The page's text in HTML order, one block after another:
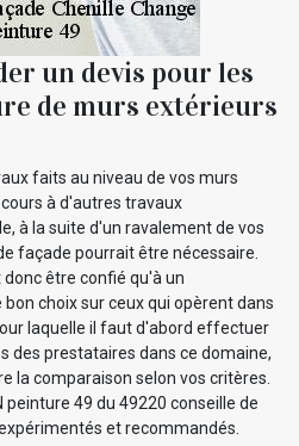
un devis pour les
de murs extérieurs
faits au niveau de vos murs
à d'autres travaux
à la suite d'un ravalement de vos
façade pourrait être nécessaire.
être confié qu'à un
choix sur ceux qui opèrent dans
laquelle il faut d'abord effectuer
des prestataires dans ce domaine,
la comparaison selon vos critères.
peinture 49 du 49220 conseille de
et recommandés.